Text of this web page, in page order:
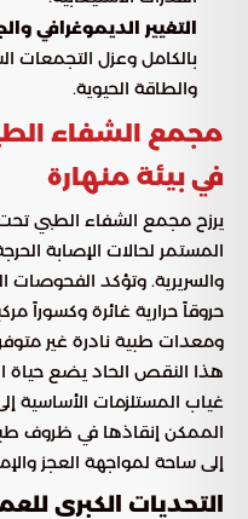
التغيير الديموغرافي
بالكامل وعزل التجمعات
والطاقة الحيوية.
مجمع الشفاء
في بيئة منهارة
يرزح مجمع الشفاء الطبي
المستمر لحالات الإصابة
والسريرية. وتؤكد الفحوصات
حروقاً حرارية غائرة وكسوراً
ومعدات طبية نادرة غير
هذا النقص الحاد يضع
غياب المستلزمات الأساسية
الممكن إنقاذها في ظروف
إلى ساحة لمواجهة العجز
التحديات الكبرى